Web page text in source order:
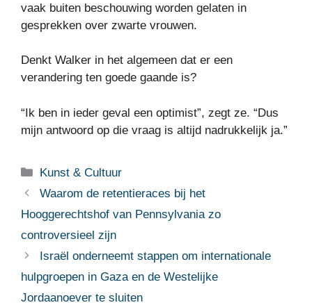
vaak buiten beschouwing worden gelaten in
gesprekken over zwarte vrouwen.
Denkt Walker in het algemeen dat er een
verandering ten goede gaande is?
“Ik ben in ieder geval een optimist”, zegt ze. “Dus
mijn antwoord op die vraag is altijd nadrukkelijk ja.”
Categorieën
Kunst & Cultuur
Waarom de retentieraces bij het
Hooggerechtshof van Pennsylvania zo
controversieel zijn
Israël onderneemt stappen om internationale
hulpgroepen in Gaza en de Westelijke
Jordaanoever te sluiten